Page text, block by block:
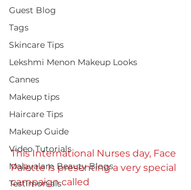
Guest Blog
Tags
Skincare Tips
Lekshmi Menon Makeup Looks
Cannes
Makeup tips
Haircare Tips
Makeup Guide
Video Tutorials
Malayalam Beauty Blogs
Testimonials
This International Nurses day, Face
Palette is presenting a very special
campaign called